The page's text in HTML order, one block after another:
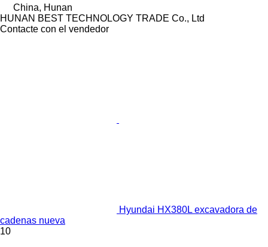
China, Hunan
HUNAN BEST TECHNOLOGY TRADE Co., Ltd
Contacte con el vendedor
Hyundai HX380L excavadora de
cadenas nueva
10